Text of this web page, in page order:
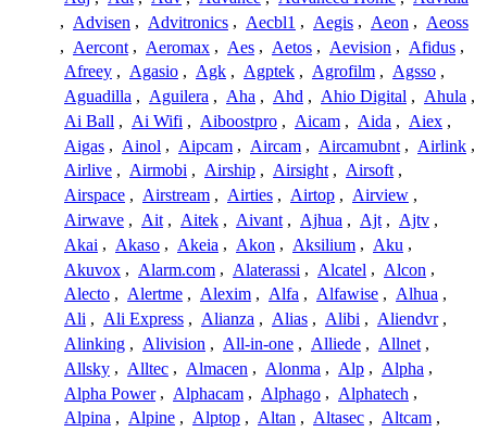
, Advisen , Advitronics , Aecbl1 , Aegis , Aeon , Aeoss
, Aercont , Aeromax , Aes , Aetos , Aevision , Afidus ,
Afreey , Agasio , Agk , Agptek , Agrofilm , Agsso ,
Aguadilla , Aguilera , Aha , Ahd , Ahio Digital , Ahula ,
Ai Ball , Ai Wifi , Aiboostpro , Aicam , Aida , Aiex ,
Aigas , Ainol , Aipcam , Aircam , Aircamubnt , Airlink ,
Airlive , Airmobi , Airship , Airsight , Airsoft ,
Airspace , Airstream , Airties , Airtop , Airview ,
Airwave , Ait , Aitek , Aivant , Ajhua , Ajt , Ajtv ,
Akai , Akaso , Akeia , Akon , Aksilium , Aku ,
Akuvox , Alarm.com , Alaterassi , Alcatel , Alcon ,
Alecto , Alertme , Alexim , Alfa , Alfawise , Alhua ,
Ali , Ali Express , Alianza , Alias , Alibi , Aliendvr ,
Alinking , Alivision , All-in-one , Alliede , Allnet ,
Allsky , Alltec , Almacen , Alonma , Alp , Alpha ,
Alpha Power , Alphacam , Alphago , Alphatech ,
Alpina , Alpine , Alptop , Altan , Altasec , Altcam ,